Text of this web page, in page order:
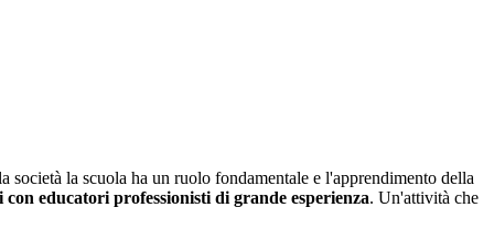
la scuola ha un ruolo fondamentale e l'apprendimento della
educatori professionisti di grande esperienza. Un'attività che